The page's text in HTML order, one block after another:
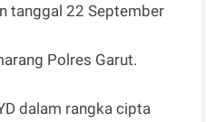
tanggal 22 September
Polres Garut.
dalam rangka cipta